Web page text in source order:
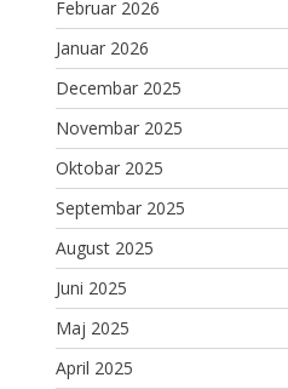
Februar 2026
Januar 2026
Decembar 2025
Novembar 2025
Oktobar 2025
Septembar 2025
August 2025
Juni 2025
Maj 2025
April 2025